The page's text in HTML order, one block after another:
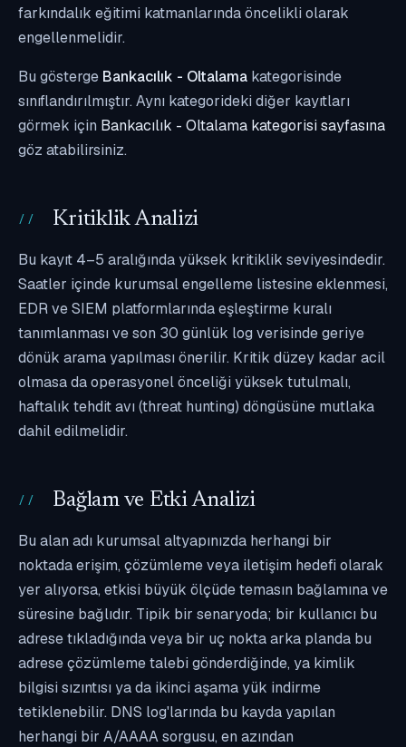
farkındalık eğitimi katmanlarında öncelikli olarak
engellenmelidir.
Bu gösterge Bankacılık - Oltalama kategorisinde
sınıflandırılmıştır. Aynı kategorideki diğer kayıtları
görmek için Bankacılık - Oltalama kategorisi sayfasına
göz atabilirsiniz.
Kritiklik Analizi
Bu kayıt 4–5 aralığında yüksek kritiklik seviyesindedir.
Saatler içinde kurumsal engelleme listesine eklenmesi,
EDR ve SIEM platformlarında eşleştirme kuralı
tanımlanması ve son 30 günlük log verisinde geriye
dönük arama yapılması önerilir. Kritik düzey kadar acil
olmasa da operasyonel önceliği yüksek tutulmalı,
haftalık tehdit avı (threat hunting) döngüsüne mutlaka
dahil edilmelidir.
Bağlam ve Etki Analizi
Bu alan adı kurumsal altyapınızda herhangi bir
noktada erişim, çözümleme veya iletişim hedefi olarak
yer alıyorsa, etkisi büyük ölçüde temasın bağlamına ve
süresine bağlıdır. Tipik bir senaryoda; bir kullanıcı bu
adrese tıkladığında veya bir uç nokta arka planda bu
adrese çözümleme talebi gönderdiğinde, ya kimlik
bilgisi sızıntısı ya da ikinci aşama yük indirme
tetiklenebilir. DNS log'larında bu kayda yapılan
herhangi bir A/AAAA sorgusu, en azından